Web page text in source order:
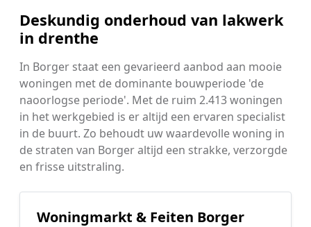
Deskundig onderhoud van lakwerk
in drenthe
In Borger staat een gevarieerd aanbod aan mooie
woningen met de dominante bouwperiode 'de
naoorlogse periode'. Met de ruim 2.413 woningen
in het werkgebied is er altijd een ervaren specialist
in de buurt. Zo behoudt uw waardevolle woning in
de straten van Borger altijd een strakke, verzorgde
en frisse uitstraling.
Woningmarkt & Feiten Borger